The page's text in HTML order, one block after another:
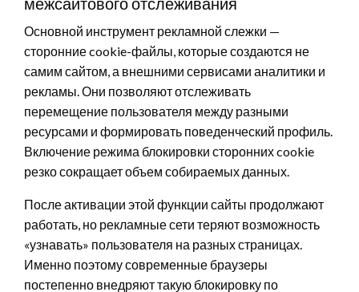
Основной инструмент рекламной слежки —
сторонние cookie-файлы, которые создаются не
самим сайтом, а внешними сервисами аналитики и
рекламы. Они позволяют отслеживать
перемещение пользователя между разными
ресурсами и формировать поведенческий профиль.
Включение режима блокировки сторонних cookie
резко сокращает объем собираемых данных.
После активации этой функции сайты продолжают
работать, но рекламные сети теряют возможность
«узнавать» пользователя на разных страницах.
Именно поэтому современные браузеры
постепенно внедряют такую блокировку по